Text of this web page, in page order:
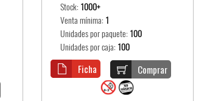
Stock: 1000+
Venta mínima: 1
Unidades por paquete: 100
Unidades por caja: 100
Comprar
Ficha